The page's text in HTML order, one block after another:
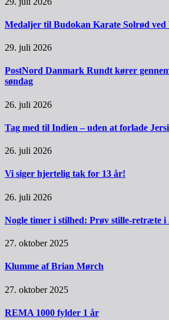
Medaljer til Budokan Karate Solrød
29. juli 2026
PostNord Danmark Rundt kører
søndag
26. juli 2026
Tag med til Indien – uden at forlade
26. juli 2026
Vi siger hjertelig tak for 13 år!
26. juli 2026
Nogle timer i stilhed: Prøv stille-retræte i
27. oktober 2025
Klumme af Brian Mørch
27. oktober 2025
REMA 1000 fylder 1 år